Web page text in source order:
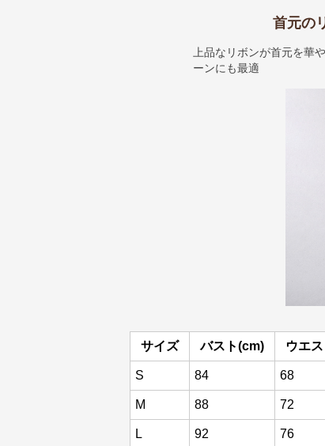
首元の
上品なリボンが首元を華
ーンにも最適
サイズ バスト(cm) ウエ
S 84 68
M 88 72
L 92 76